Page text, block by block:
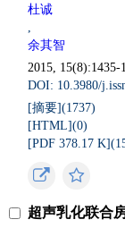
杜诚
,
余其智
2015, 15(8):1435-
DOI: 10.3980/
[摘要](1737)
[HTML](0)
[PDF 378.17 K](
超声乳化联合